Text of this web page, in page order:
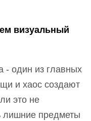
визуальный
- один из главных
и хаос создают
это не
лишние предметы